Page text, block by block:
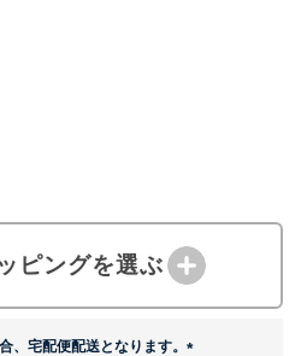
ピングを選ぶ
、宅配便配送となります。